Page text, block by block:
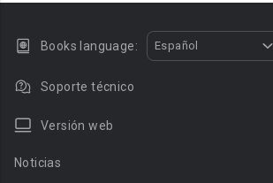
Books language: Español
Soporte técnico
Versión web
Noticias